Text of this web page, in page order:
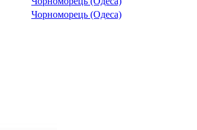
Чорноморець (Одеса)